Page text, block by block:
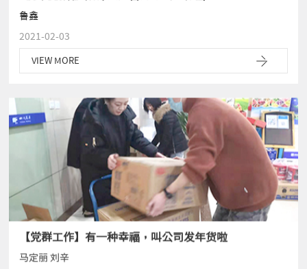
鲁鑫
2021-02-03
VIEW MORE
【党群工作】有一种幸福，叫公司发年货啦
马定丽 刘辛